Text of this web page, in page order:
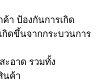
า ป้องกันการเกิด
ดขึ้นจากกระบวนการ
ะอาด รวมทั้ง
นค้า